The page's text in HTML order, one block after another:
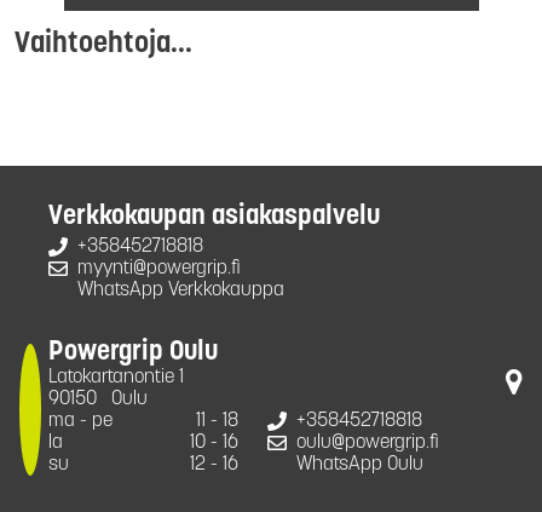
Vaihtoehtoja...
Verkkokaupan asiakaspalvelu
+358452718818
myynti@powergrip.fi
WhatsApp Verkkokauppa
Powergrip Oulu
Latokartanontie 1
90150
Oulu
ma - pe
11 - 18
la
10 - 16
su
12 - 16
+358452718818
oulu@powergrip.fi
WhatsApp Oulu